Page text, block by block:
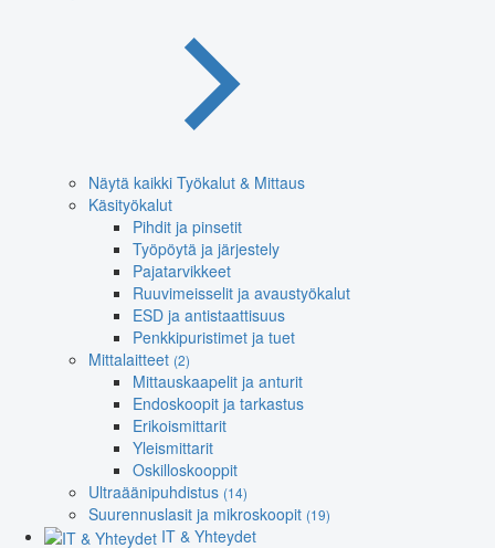
Näytä kaikki Työkalut & Mittaus
Käsityökalut
Pihdit ja pinsetit
Työpöytä ja järjestely
Pajatarvikkeet
Ruuvimeisselit ja avaustyökalut
ESD ja antistaattisuus
Penkkipuristimet ja tuet
Mittalaitteet (2)
Mittauskaapelit ja anturit
Endoskoopit ja tarkastus
Erikoismittarit
Yleismittarit
Oskilloskooppit
Ultraäänipuhdistus (14)
Suurennuslasit ja mikroskoopit (19)
IT & Yhteydet